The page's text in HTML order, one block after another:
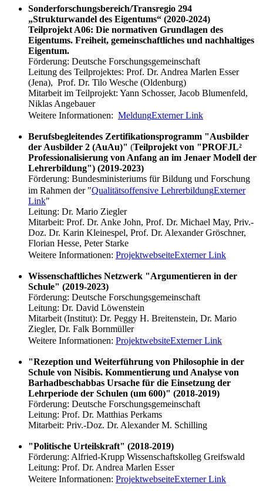
Sonderforschungsbereich/Transregio 294
„Strukturwandel des Eigentums“ (2020-2024)
Teilprojekt A06: Die normativen Grundlagen des
Eigentums. Freiheit, gemeinschaftliches und nachhaltiges
Eigentum.
Förderung: Deutsche Forschungsgemeinschaft
Leitung des Teilprojektes: Prof. Dr. Andrea Marlen Esser
(Jena), Prof. Dr. Tilo Wesche (Oldenburg)
Mitarbeit im Teilprojekt: Yann Schosser, Jacob Blumenfeld,
Niklas Angebauer
Weitere Informationen: MeldungExterner Link
Berufsbegleitendes Zertifikationsprogramm "Ausbilder
der Ausbilder 2 (AuAu)" (Teilprojekt von "PROFJL²
Professionalisierung von Anfang an im Jenaer Modell der
Lehrerbildung") (2019-2023)
Förderung: Bundesministeriums für Bildung und Forschung
im Rahmen der "Qualitätsoffensive LehrerbildungExterner
Link"
Leitung: Dr. Mario Ziegler
Mitarbeit: Prof. Dr. Anke John, Prof. Dr. Michael May, Priv.-
Doz. Dr. Karin Kleinespel, Prof. Dr. Alexander Gröschner,
Florian Hesse, Peter Starke
Weitere Informationen: ProjektwebseiteExterner Link
Wissenschaftliches Netzwerk "Argumentieren in der
Schule" (2019-2023)
Förderung: Deutsche Forschungsgemeinschaft
Leitung: Dr. David Löwenstein
Mitarbeit (Institut): Dr. Peggy H. Breitenstein, Dr. Mario
Ziegler, Dr. Falk Bornmüller
Weitere Informationen: ProjektwebsiteExterner Link
"Rezeption und Weiterführung von Philosophie in der
Schule von Nisibis. Kommentierung und Analyse von
Barhadbeschabbas Ursache für die Einsetzung der
Lehrperiode der Schulen (um 600)" (2018-2019)
Förderung: Deutsche Forschungsgemeinschaft
Leitung: Prof. Dr. Matthias Perkams
Mitarbeit: Priv.-Doz. Dr. Alexander M. Schilling
"Politische Urteilskraft" (2018-2019)
Förderung: Alfried-Krupp Wissenschaftskolleg Greifswald
Leitung: Prof. Dr. Andrea Marlen Esser
Weitere Informationen: ProjektwebseiteExterner Link